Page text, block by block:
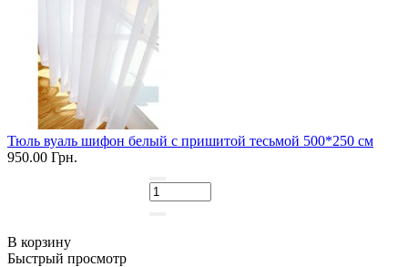
Тюль вуаль шифон белый с пришитой тесьмой 500*250 см
950.00 Грн.
В корзину
Быстрый просмотр